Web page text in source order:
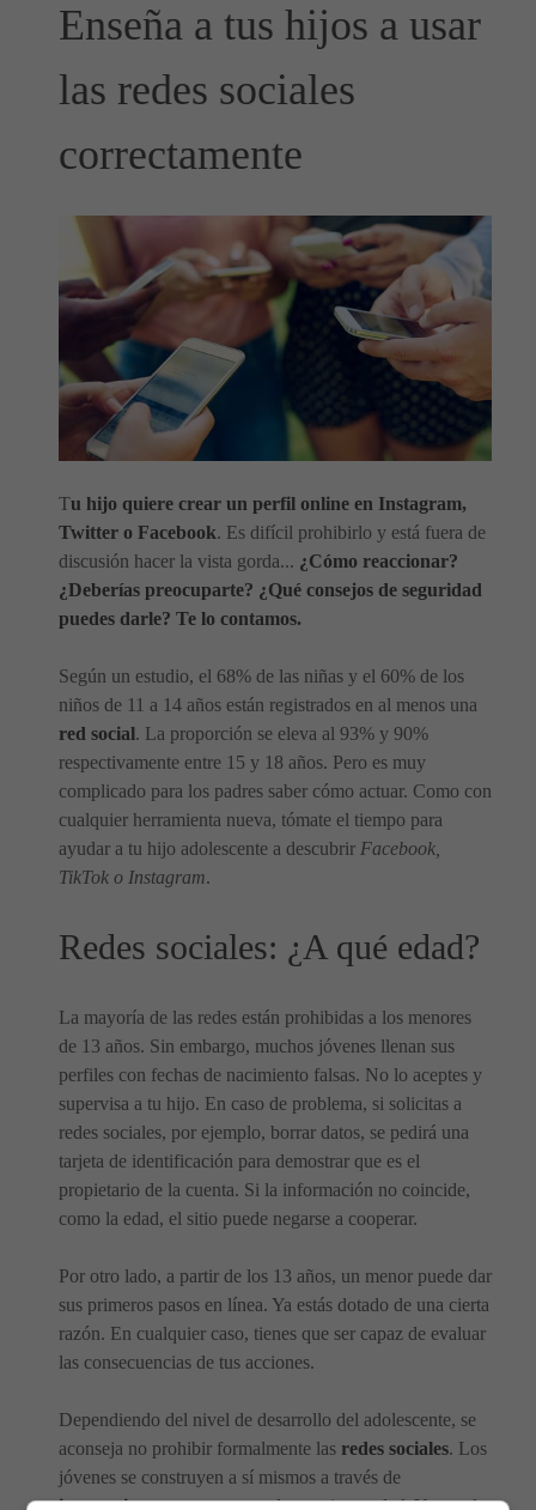
Enseña a tus hijos a usar
las redes sociales
correctamente
Tu hijo quiere crear un perfil online en Instagram,
Twitter o Facebook. Es difícil prohibirlo y está fuera de
discusión hacer la vista gorda... ¿Cómo reaccionar?
¿Deberías preocuparte? ¿Qué consejos de seguridad
puedes darle? Te lo contamos.
Según un estudio, el 68% de las niñas y el 60% de los
niños de 11 a 14 años están registrados en al menos una
red social. La proporción se eleva al 93% y 90%
respectivamente entre 15 y 18 años. Pero es muy
complicado para los padres saber cómo actuar. Como con
cualquier herramienta nueva, tómate el tiempo para
ayudar a tu hijo adolescente a descubrir Facebook,
TikTok o Instagram.
Redes sociales: ¿A qué edad?
La mayoría de las redes están prohibidas a los menores
de 13 años. Sin embargo, muchos jóvenes llenan sus
perfiles con fechas de nacimiento falsas. No lo aceptes y
supervisa a tu hijo. En caso de problema, si solicitas a
redes sociales, por ejemplo, borrar datos, se pedirá una
tarjeta de identificación para demostrar que es el
propietario de la cuenta. Si la información no coincide,
como la edad, el sitio puede negarse a cooperar.
Por otro lado, a partir de los 13 años, un menor puede dar
sus primeros pasos en línea. Ya estás dotado de una cierta
razón. En cualquier caso, tienes que ser capaz de evaluar
las consecuencias de tus acciones.
Dependiendo del nivel de desarrollo del adolescente, se
aconseja no prohibir formalmente las redes sociales. Los
jóvenes se construyen a sí mismos a través de